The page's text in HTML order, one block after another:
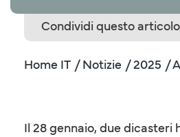
Condividi questo articolo
Home IT / Notizie / 2025 /
Il 28 gennaio, due